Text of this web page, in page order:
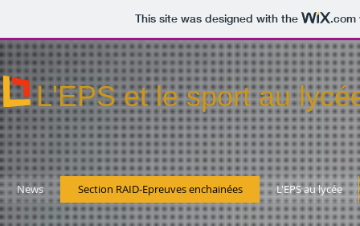
This site was designed with the .com
L'EPS et le sport au
News Section RAID-Epreuves enchainées L'EPS au lycée